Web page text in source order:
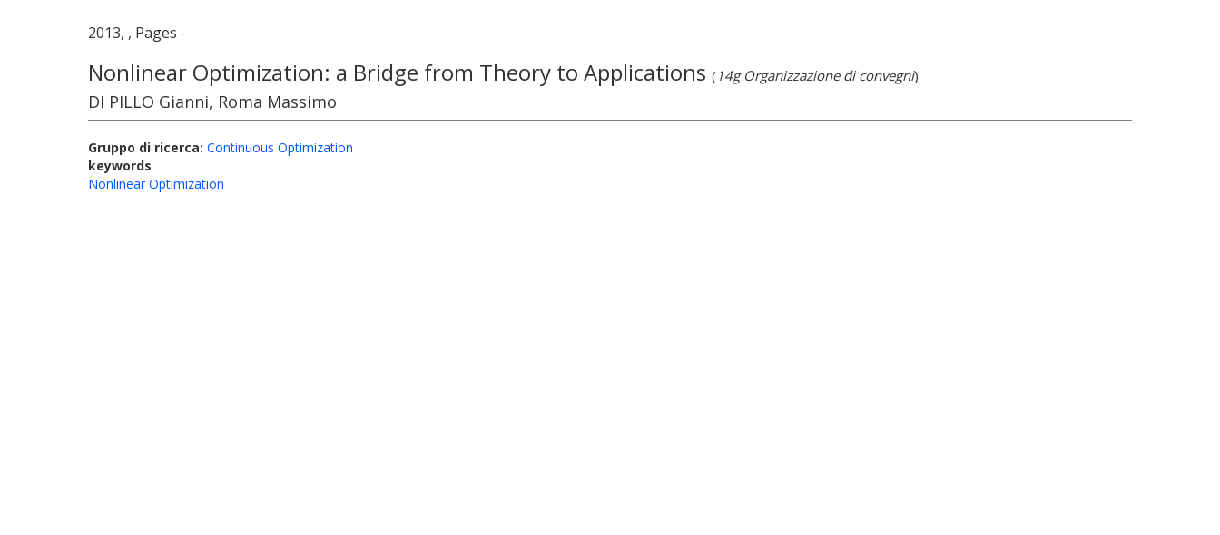
2013, , Pages -
Nonlinear Optimization: a Bridge from Theory to Applications ( 14g Organizzazione di convegni)
DI PILLO Gianni, Roma Massimo
Gruppo di ricerca: Continuous Optimization
keywords
Nonlinear Optimization